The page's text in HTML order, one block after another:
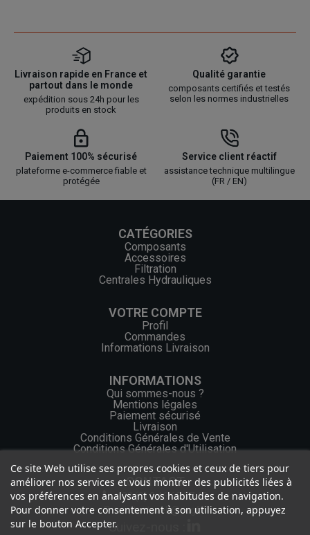
Livraison rapide en France et
partout dans le monde
expédition sous 24h pour les
produits en stock
Qualité garantie
composants certifiés et testés
selon les normes industrielles
Paiement 100% sécurisé
plateforme e-commerce fiable et
protégée
Service client réactif
assistance technique multilingue
(FR / EN)
CATÉGORIES
Composants
Accessoires
Filtration
Centrales Hydrauliques
VOTRE COMPTE
Profil
Commandes
Informations Livraison
INFORMATIONS
Qui sommes-nous ?
Mentions légales
Paiement sécurisé
Livraison
Conditions Générales de Vente
Conditions Générales d'Utilisation
CONTACT
+33 (0) 2 46 65 57 43
contact.web@ocgf.fr
Suivez-nous :
Ce site Web utilise ses propres cookies et ceux de tiers pour
améliorer nos services et vous montrer des publicités liées à
vos préférences en analysant vos habitudes de navigation.
Pour donner votre consentement à son utilisation, appuyez
sur le bouton Accepter.